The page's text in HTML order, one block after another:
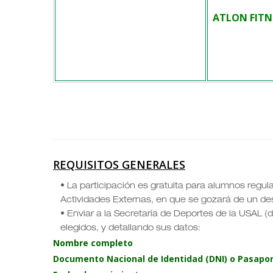
ATLON
REQUISITOS GENERALES
• La participación es gratuita para alumnos
Actividades Externas, en que se gozará de un
• Enviar a la Secretaría de Deportes de la USAL
elegidos, y detallando sus datos:
Nombre completo
Documento Nacional de Identidad (DNI) o